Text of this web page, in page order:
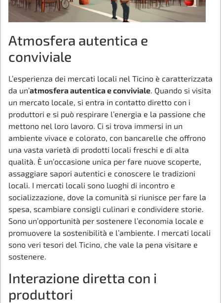
Atmosfera autentica e
conviviale
L’esperienza dei mercati locali nel Ticino è caratterizzata
da un’atmosfera autentica e conviviale. Quando si visita
un mercato locale, si entra in contatto diretto con i
produttori e si può respirare l’energia e la passione che
mettono nel loro lavoro. Ci si trova immersi in un
ambiente vivace e colorato, con bancarelle che offrono
una vasta varietà di prodotti locali freschi e di alta
qualità. È un’occasione unica per fare nuove scoperte,
assaggiare sapori autentici e conoscere le tradizioni
locali. I mercati locali sono luoghi di incontro e
socializzazione, dove la comunità si riunisce per fare la
spesa, scambiare consigli culinari e condividere storie.
Sono un’opportunità per sostenere l’economia locale e
promuovere la sostenibilità e l’ambiente. I mercati locali
sono veri tesori del Ticino, che vale la pena visitare e
sostenere.
Interazione diretta con i
produttori